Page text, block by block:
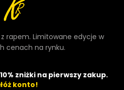
rapem. Limitowane edycje w
cenach na rynku.
zniżki na pierwszy zakup.
konto!